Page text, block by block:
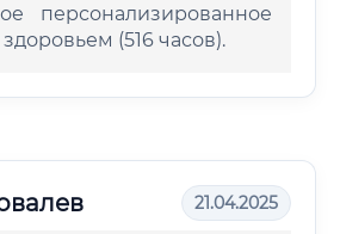
персонализированное
(516 часов).
21.04.2025